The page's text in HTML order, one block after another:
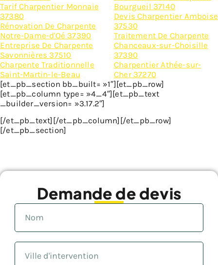
Tarif Charpentier Monnaie
37380
Rénovation De Charpente
Notre-Dame-d'Oé 37390
Entreprise De Charpente
Savonnières 37510
Charpente Traditionnelle
Saint-Martin-le-Beau
Bourgueil 37140
Devis Charpentier Amboise
37530
Traitement De Charpente
Chanceaux-sur-Choisille
37390
Charpentier Athée-sur-
Cher 37270
[et_pb_section bb_built= »1″][et_pb_row]
[et_pb_column type= »4_4″][et_pb_text
_builder_version= »3.17.2″]
[/et_pb_text][/et_pb_column][/et_pb_row]
[/et_pb_section]
Demande de devis